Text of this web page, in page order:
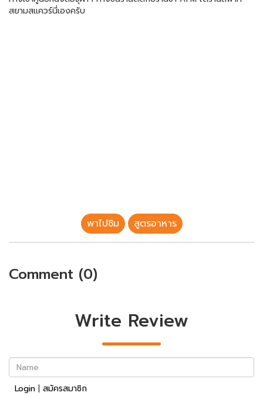
สยามสแควร์นี่เองครับ
พาไปชิม สูตรอาหาร
Comment (0)
Write Review
Name
Login | สมัครสมาชิก